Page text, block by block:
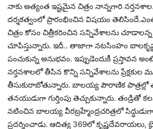
నాకు అత్యంత ఇష్టమైన చిత్రం నాన్నగారి
దర్శకత్వంలో ప్రారంభించిన విషయం
చిత్రం కోసం చిత్రీకరించిన సన్నివేశాలను చూడాలన్న
చూపిస్తున్నారు. ఇదీ.. తాజాగా న‌ట‌సింహం
పంచుకున్న అనుభ‌వం. ఇప్పుడెందుకీ ప్ర‌స్తావ‌న
న‌ర్త‌న‌శాల‌లో తీసిన కొన్ని స‌న్నివేశాల‌ను ప్రేక్ష‌కుల
తీసుకురాబోతున్నారు. బాల‌య్య పౌరాణిక పాత్ర‌ల్లో
త‌న‌యుడుగా గుర్తింపు తెచ్చుకున్నారు. తండ్రితో
న‌టించిన బాల‌య్య వీర‌బ్ర‌హ్మేంద్ర‌చ‌రిత్ర‌లో
ప్ర‌ద‌ర్శించాడు. ఆదిత్య 369లో కృష్ణ‌దేవ‌రాయ‌లు,